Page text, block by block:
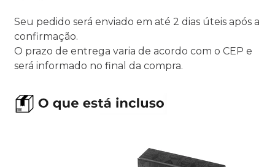
Seu pedido será enviado em até 2 dias úteis após a
confirmação.
O prazo de entrega varia de acordo com o CEP e
será informado no final da compra.